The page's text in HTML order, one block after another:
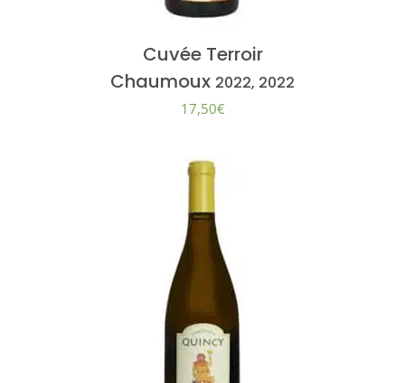
Cuvée Terroir
Chaumoux 2022, 2022
17,50€